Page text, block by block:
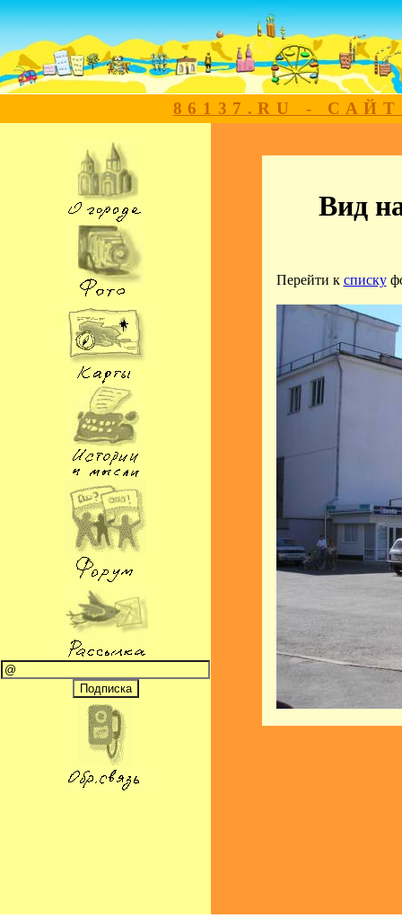
86137.RU -
Вид
Перейти к списку